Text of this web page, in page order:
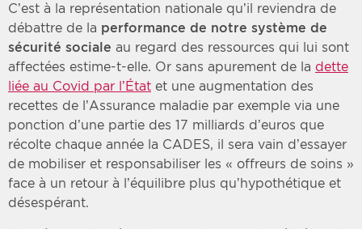
C’est à la représentation nationale qu’il reviendra de
débattre de la performance de notre système de
sécurité sociale au regard des ressources qui lui sont
affectées estime-t-elle. Or sans apurement de la dette
liée au Covid par l’État et une augmentation des
recettes de l’Assurance maladie par exemple via une
ponction d’une partie des 17 milliards d’euros que
récolte chaque année la CADES, il sera vain d’essayer
de mobiliser et responsabiliser les « offreurs de soins »
face à un retour à l’équilibre plus qu’hypothétique et
désespérant.